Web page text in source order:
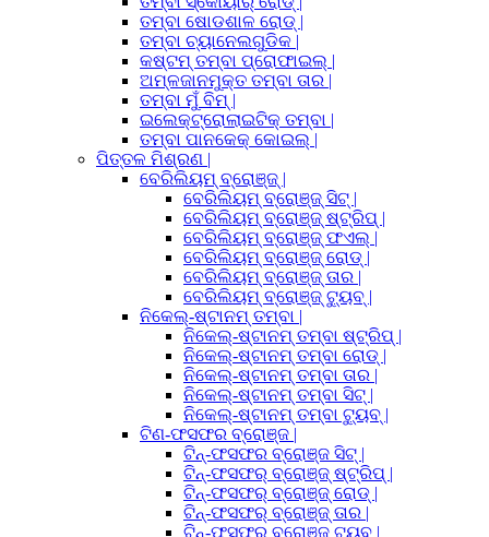
ତମ୍ବା ଷୋଡଶାଳ ରୋଡ୍ |
ତମ୍ବା ଚ୍ୟାନେଲଗୁଡିକ |
କଷ୍ଟମ୍ ତମ୍ବା ପ୍ରୋଫାଇଲ୍ |
ଅମ୍ଳଜାନମୁକ୍ତ ତମ୍ବା ତାର |
ତମ୍ବା ମୁଁ ବିମ୍ |
ଇଲେକ୍ଟ୍ରୋଲାଇଟିକ୍ ତମ୍ବା |
ତମ୍ବା ପାନକେକ୍ କୋଇଲ୍ |
ପିତ୍ତଳ ମିଶ୍ରଣ |
ବେରିଲିୟମ୍ ବ୍ରୋଞ୍ଜ୍ |
ବେରିଲିୟମ୍ ବ୍ରୋଞ୍ଜ୍ ସିଟ୍ |
ବେରିଲିୟମ୍ ବ୍ରୋଞ୍ଜ୍ ଷ୍ଟ୍ରିପ୍ |
ବେରିଲିୟମ୍ ବ୍ରୋଞ୍ଜ୍ ଫଏଲ୍ |
ବେରିଲିୟମ୍ ବ୍ରୋଞ୍ଜ୍ ରୋଡ୍ |
ବେରିଲିୟମ୍ ବ୍ରୋଞ୍ଜ୍ ତାର |
ବେରିଲିୟମ୍ ବ୍ରୋଞ୍ଜ୍ ଟ୍ୟୁବ୍ |
ନିକେଲ୍-ଷ୍ଟାନମ୍ ତମ୍ବା |
ନିକେଲ୍-ଷ୍ଟାନମ୍ ତମ୍ବା ଷ୍ଟ୍ରିପ୍ |
ନିକେଲ୍-ଷ୍ଟାନମ୍ ତମ୍ବା ରୋଡ୍ |
ନିକେଲ୍-ଷ୍ଟାନମ୍ ତମ୍ବା ତାର |
ନିକେଲ୍-ଷ୍ଟାନମ୍ ତମ୍ବା ସିଟ୍ |
ନିକେଲ୍-ଷ୍ଟାନମ୍ ତମ୍ବା ଟ୍ୟୁବ୍ |
ଟିଣ-ଫସଫର ବ୍ରୋଞ୍ଜ |
ଟିନ୍-ଫସଫର ବ୍ରୋଞ୍ଜ ସିଟ୍ |
ଟିନ୍-ଫସଫର୍ ବ୍ରୋଞ୍ଜ୍ ଷ୍ଟ୍ରିପ୍ |
ଟିନ୍-ଫସଫର୍ ବ୍ରୋଞ୍ଜ୍ ରୋଡ୍ |
ଟିନ୍-ଫସଫର୍ ବ୍ରୋଞ୍ଜ୍ ତାର |
ଟିନ୍-ଫସଫର୍ ବ୍ରୋଞ୍ଜ୍ ଟ୍ୟୁବ୍ |